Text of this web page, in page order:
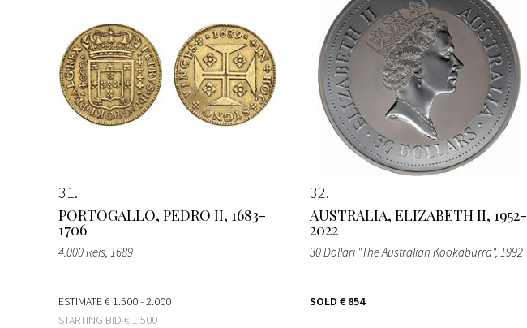
31
PORTOGALLO, PEDRO II, 1683-
1706
4.000 Reis, 1689
ESTIMATE€ 1.500 - 2.000
STARTING BID € 1.500
32
AUSTRALIA, ELIZABETH II, 1952-
2022
30 Dollari "The Australian Kookaburra", 1992
SOLD € 854